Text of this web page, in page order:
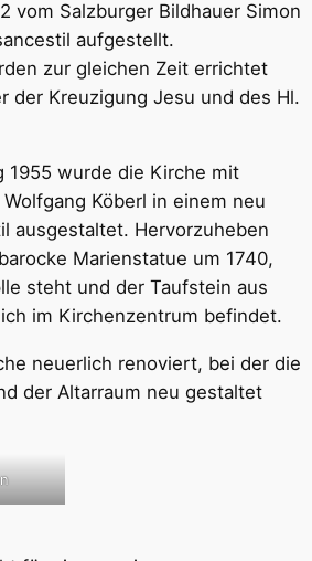
vom Salzburger Bildhauer Simon
aufgestellt.
zur gleichen Zeit errichtet
der Kreuzigung Jesu und des Hl.
1955 wurde die Kirche mit
Köberl in einem neu
ausgestaltet. Hervorzuheben
Marienstatue um 1740,
steht und der Taufstein aus
im Kirchenzentrum befindet.
neuerlich renoviert, bei der die
der Altarraum neu gestaltet